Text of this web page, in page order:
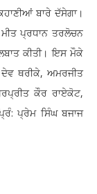
ਬਾਰੇ ਦੱਸੇਗਾ।
ਮੀਤ ਪ੍ਰਧਾਨ ਤਰਲੋਚਨ
ਕੀਤੀ। ਇਸ ਮੌਕੇ
ਦੇਵ ਥਰੀਕੇ,ਅਮਰਜੀਤ
ਕੌਰ ਰਾਏਕੋਟ,
:ਪ੍ਰੇਮ ਸਿੰਘ ਬਜਾਜ